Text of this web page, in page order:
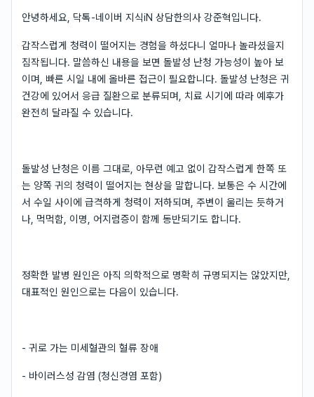
안녕하세요, 닥톡-네이버 지식iN 상담한의사 강준혁입니다.
갑작스럽게 청력이 떨어지는 경험을 하셨다니 얼마나 놀라셨을지
짐작됩니다. 말씀하신 내용을 보면 돌발성 난청 가능성이 높아 보
이며, 빠른 시일 내에 올바른 접근이 필요합니다. 돌발성 난청은 귀
건강에 있어서 응급 질환으로 분류되며, 치료 시기에 따라 예후가
완전히 달라질 수 있습니다.
돌발성 난청은 이름 그대로, 아무런 예고 없이 갑작스럽게 한쪽 또
는 양쪽 귀의 청력이 떨어지는 현상을 말합니다. 보통은 수 시간에
서 수일 사이에 급격하게 청력이 저하되며, 주변이 울리는 듯하거
나, 먹먹함, 이명, 어지럼증이 함께 동반되기도 합니다.
정확한 발병 원인은 아직 의학적으로 명확히 규명되지는 않았지만,
대표적인 원인으로는 다음이 있습니다.
- 귀로 가는 미세혈관의 혈류 장애
- 바이러스성 감염 (청신경염 포함)